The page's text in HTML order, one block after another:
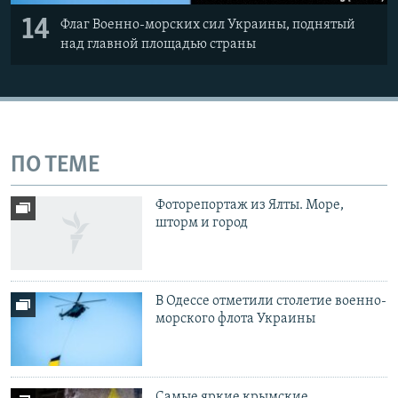
14
Флаг Военно-морских сил Украины, поднятый
над главной площадью страны
ПО ТЕМЕ
Фоторепортаж из Ялты. Море,
шторм и город
В Одессе отметили столетие военно-
морского флота Украины